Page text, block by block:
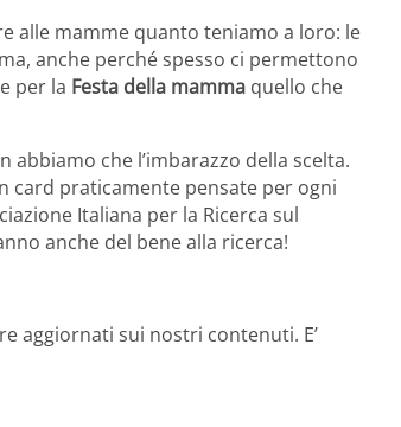
alle mamme quanto teniamo a loro: le
anche perché spesso ci permettono
per la Festa della mamma quello che
abbiamo che l’imbarazzo della scelta.
card praticamente pensate per ogni
Italiana per la Ricerca sul
anche del bene alla ricerca!
aggiornati sui nostri contenuti. E’